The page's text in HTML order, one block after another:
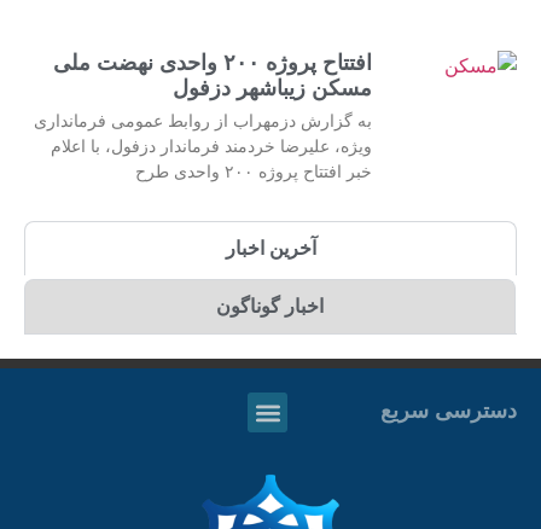
افتتاح پروژه ۲۰۰ واحدی نهضت ملی
مسکن زیباشهر دزفول
به گزارش دزمهراب از روابط عمومی فرمانداری
ویژه، علیرضا خردمند فرماندار دزفول، با اعلام
خبر افتتاح پروژه ۲۰۰ واحدی طرح
آخرین اخبار
اخبار گوناگون
دسترسی سریع